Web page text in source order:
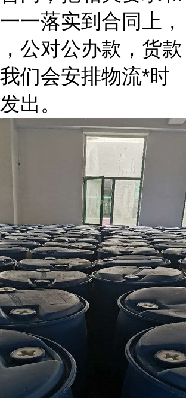
一落实到合同上，
公对公办款，货款
们会安排物流*时
出。